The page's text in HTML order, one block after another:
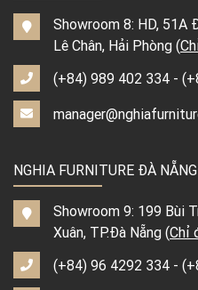
Showroom 8: HD, 51A
Lê Chân, Hải Phòng (
(+84) 989 402 334 -
NGHIA FURNITURE ĐÀ NẴNG
Showroom 9: 199 Bùi
Xuân, TP.Đà Nẵng (Chỉ
(+84) 96 4292 334 -